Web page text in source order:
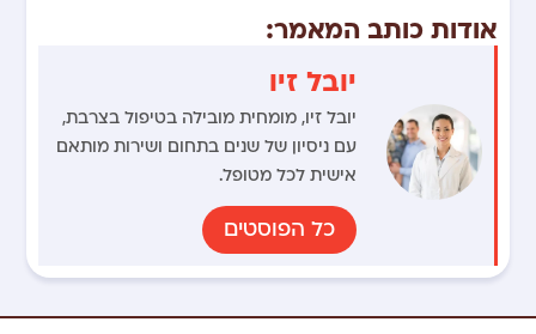
אודות כותב המאמר:
יובל זיו
יובל זיו, מומחית מובילה בטיפול בצרבת,
עם ניסיון של שנים בתחום ושירות מותאם
אישית לכל מטופל.
כל הפוסטים